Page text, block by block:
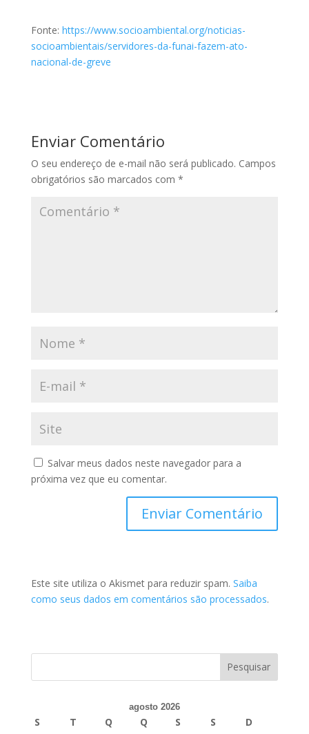
Fonte: https://www.socioambiental.org/noticias-
socioambientais/servidores-da-funai-fazem-ato-
nacional-de-greve
Enviar Comentário
O seu endereço de e-mail não será publicado. Campos
obrigatórios são marcados com *
Salvar meus dados neste navegador para a
próxima vez que eu comentar.
Este site utiliza o Akismet para reduzir spam. Saiba
como seus dados em comentários são processados.
agosto 2026
S T Q Q S S
D